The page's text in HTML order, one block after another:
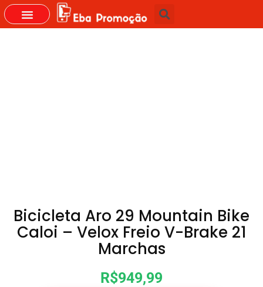
Bicicleta Aro 29 Mountain Bike
Caloi – Velox Freio V-Brake 21
Marchas
R$949,99